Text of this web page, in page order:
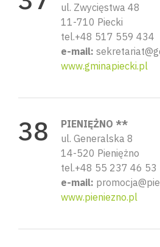
ul. Zwycięstwa 48
11-710 Piecki
tel.+48 517 559 434
e-mail:
www.gminapiecki.pl
PIENIĘŻNO **
ul. Generalska 8
14-520 Pieniężno
tel.+48 55 237 46 53
e-mail:
www.pieniezno.pl